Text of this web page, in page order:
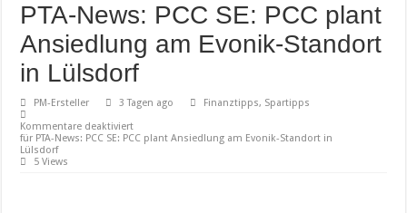
PTA-News: PCC SE: PCC plant
Ansiedlung am Evonik-Standort
in Lülsdorf
PM-Ersteller 3 Tagen ago
Finanztipps, Spartipps
Kommentare deaktiviert
für PTA-News: PCC SE: PCC plant Ansiedlung am Evonik-Standort in
Lülsdorf
5 Views